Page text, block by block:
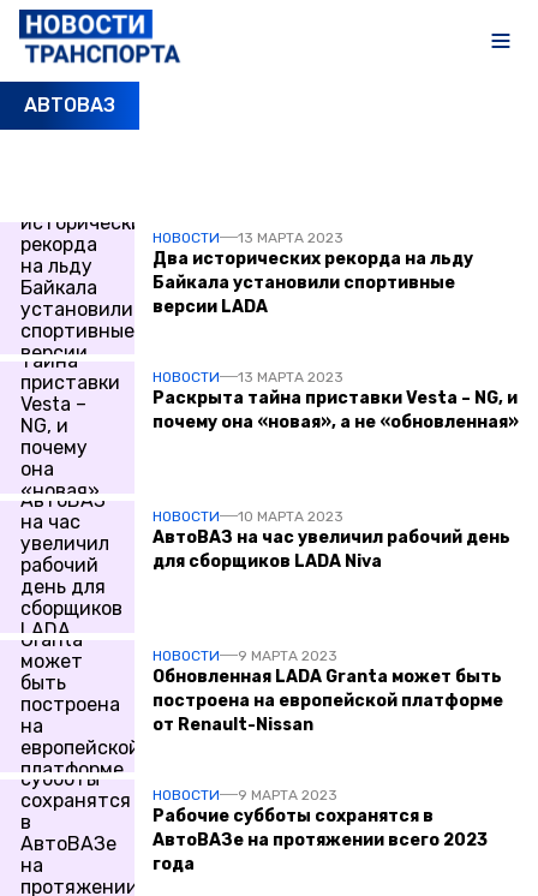
АВТОВАЗ
НОВОСТИ 13 МАРТА 2023
Два исторических рекорда на льду
Байкала установили спортивные
версии LADA
НОВОСТИ 13 МАРТА 2023
Раскрыта тайна приставки Vesta – NG, и
почему она «новая», а не «обновленная»
НОВОСТИ 10 МАРТА 2023
АвтоВАЗ на час увеличил рабочий день
для сборщиков LADA Niva
НОВОСТИ 9 МАРТА 2023
Обновленная LADA Granta может быть
построена на европейской платформе
от Renault-Nissan
НОВОСТИ 9 МАРТА 2023
Рабочие субботы сохранятся в
АвтоВАЗе на протяжении всего 2023
года